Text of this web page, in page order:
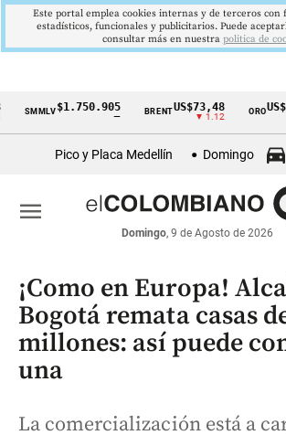
Cintillo
económicos
Colombia
$1.750.905 BRENT US$73,48
▼ 1.12
ORO
Pico y Placa Medellín Domingo
Domingo, 9 de Agosto de 2026
menu
¡Como en Europa!
Bogotá remata casas
millones: así puede
una
La comercialización está a
Este portal emplea cookies internas y de terceros con
estadísticos, funcionales y publicitarios. Puede
consultar más en nuestra politica de